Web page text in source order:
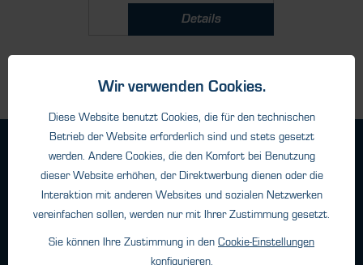
Details
Haftungsangaben
Datenschutz
Impressum
Wir verwenden Cookies.
Diese Website benutzt Cookies, die für den technischen
Betrieb der Website erforderlich sind und stets gesetzt
werden. Andere Cookies, die den Komfort bei Benutzung
dieser Website erhöhen, der Direktwerbung dienen oder die
Interaktion mit anderen Websites und sozialen Netzwerken
vereinfachen sollen, werden nur mit Ihrer Zustimmung gesetzt.
Sie können Ihre Zustimmung in den Cookie-Einstellungen
konfigurieren.